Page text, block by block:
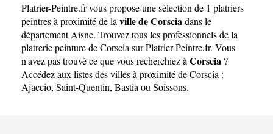
Platrier-Peintre.frvous propose une sélection de 1 platriers
peintres à proximité de la ville de Corsciadans le
départementAisne. Trouvez tous les professionnels de la
platrerie peinture de Corscia sur Platrier-Peintre.fr. Vous
n'avez pas trouvé ce que vous recherchiez à Corscia ?
Accédez aux listes des villes à proximité de Corscia :
Ajaccio, Saint-Quentin, Bastia ou Soissons.